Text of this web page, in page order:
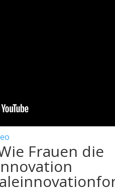
Frauen die